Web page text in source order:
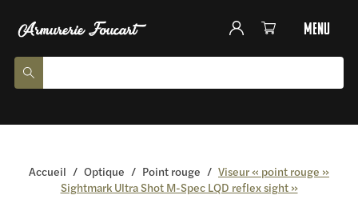
menu
Accueil / Optique / Point rouge / Viseur « point rouge »
Sightmark Ultra Shot M-Spec LQD reflex sight »